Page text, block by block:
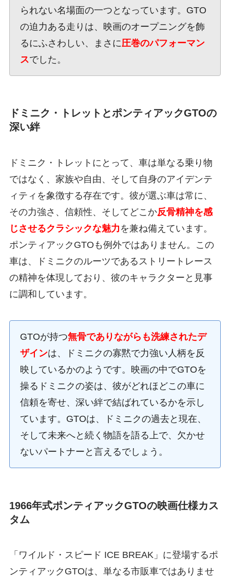
られない名場面の一つとなっています。GTO
の迫力ある走りは、映画のオープニングを飾
るにふさわしい、まさに圧巻のパフォーマン
スでした。
ドミニク・トレットとポンティアックGTOの
深い絆
ドミニク・トレットにとって、車は単なる乗り物
ではなく、家族や自由、そして自身のアイデンテ
ィティを象徴する存在です。彼が選ぶ車は常に、
その力強さ、信頼性、そしてどこか反骨精神を感
じさせるクラシックな魅力 を兼ね備えています。
ポンティアックGTOも例外ではありません。この
車は、ドミニクのルーツであるストリートレース
の精神を体現しており、彼のキャラクターと見事
に調和しています。
GTOが持つ無骨でありながらも洗練されたデ
ザインは、ドミニクの寡黙で力強い人柄を反
映しているかのようです。映画の中でGTOを
操るドミニクの姿は、彼がどれほどこの車に
信頼を寄せ、深い絆で結ばれているかを示し
ています。GTOは、ドミニクの過去と現在、
そして未来へと続く物語を語る上で、欠かせ
ないパートナーと言えるでしょう。
1966年式ポンティアックGTOの映画仕様カス
タム
「ワイルド・スピード ICE BREAK」に登場するポ
ンティアックGTOは、単なる市販車ではありませ